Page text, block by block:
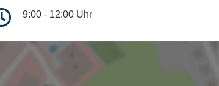
9:00 - 12:00 Uhr